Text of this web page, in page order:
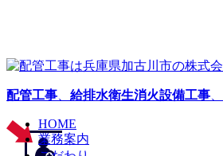
配管工事 給排水衛生消火設備工事
HOME
業務案内